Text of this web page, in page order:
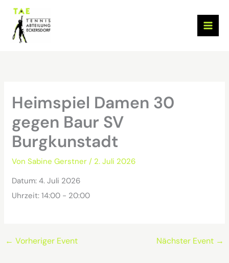
Zum
Inhalt
springen
Heimspiel Damen 30
gegen Baur SV
Burgkunstadt
VonSabine Gerstner/ 2. Juli 2026
Datum:4. Juli 2026
Uhrzeit:14:00 - 20:00
← Vorheriger Event Nächster Event →